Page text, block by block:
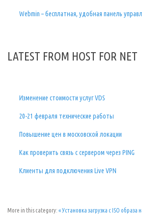
Webmin – бесплатная, удобная панель
LATEST FROM HOST FOR NET
Изменение стоимости услуг VDS
20-21 февраля технические работы
Повышение цен в московской локации
Как проверить связь с сервером через PING
Клиенты для подключения Live VPN
More in this category: « Установка загрузка с ISO образа